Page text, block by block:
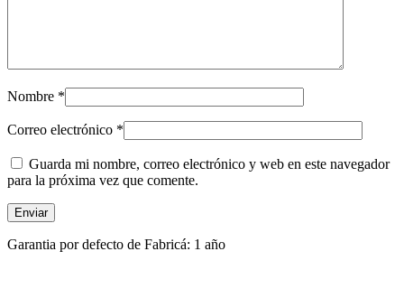
Nombre *
Correo electrónico *
Guarda mi nombre, correo electrónico y web en este navegador
para la próxima vez que comente.
Garantia por defecto de Fabricá: 1 año